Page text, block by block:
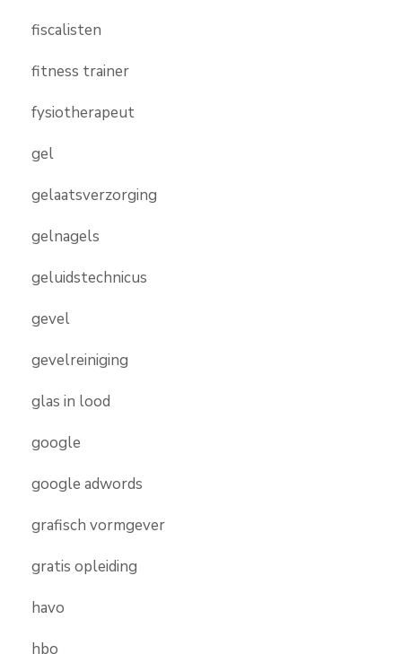
fiscalisten
fitness trainer
fysiotherapeut
gel
gelaatsverzorging
gelnagels
geluidstechnicus
gevel
gevelreiniging
glas in lood
google
google adwords
grafisch vormgever
gratis opleiding
havo
hbo